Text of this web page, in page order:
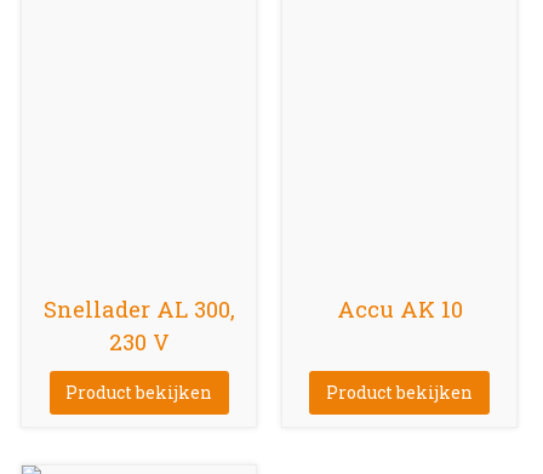
Snellader AL 300,
230 V
Product bekijken
Accu AK 10
Product bekijken